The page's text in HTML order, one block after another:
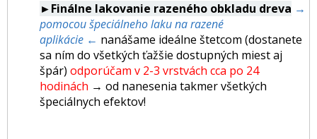
►Finálne lakovanie razeného obkladu dreva →
pomocou špeciálneho laku na razené
aplikácie ← nanášame ideálne štetcom (dostanete
sa ním do všetkých ťažšie dostupných miest aj
špár) odporúčam v 2-3 vrstvách cca po 24
hodinách → od nanesenia takmer všetkých
špeciálnych efektov!